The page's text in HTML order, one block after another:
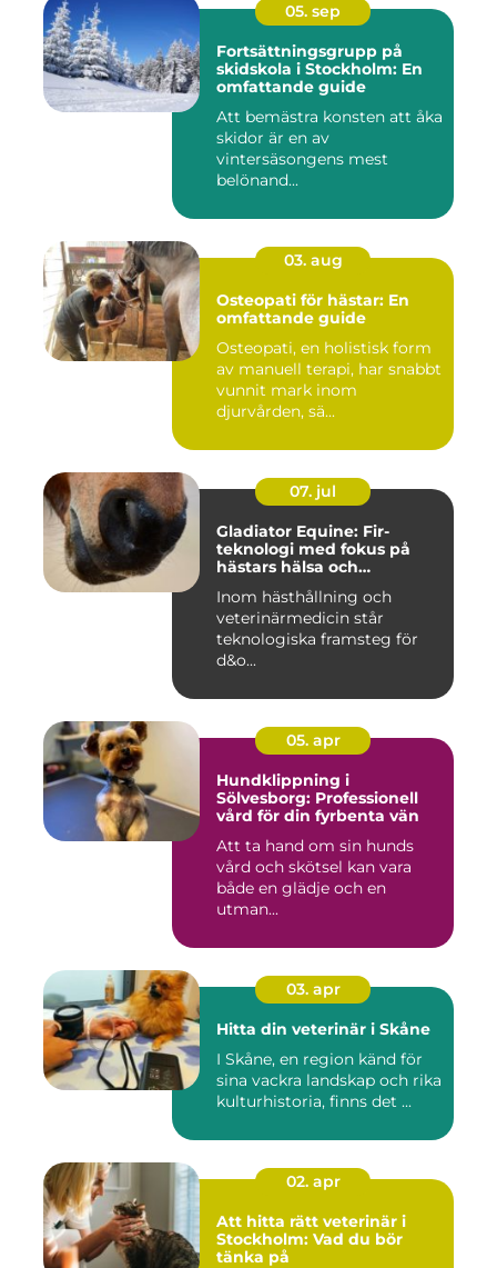
05. sep
Fortsättningsgrupp på
skidskola i Stockholm: En
omfattande guide
Att bemästra konsten att åka
skidor är en av
vintersäsongens mest
belönand...
03. aug
Osteopati för hästar: En
omfattande guide
Osteopati, en holistisk form
av manuell terapi, har snabbt
vunnit mark inom
djurvården, sä...
07. jul
Gladiator Equine: Fir-
teknologi med fokus på
hästars hälsa och
Inom hästhållning och
veterinärmedicin står
teknologiska framsteg för
d&o...
05. apr
Hundklippning i
Sölvesborg: Professionell
vård för din fyrbenta vän
Att ta hand om sin hunds
vård och skötsel kan vara
både en glädje och en
utman...
03. apr
Hitta din veterinär i Skåne
I Skåne, en region känd för
sina vackra landskap och rika
kulturhistoria, finns det ...
02. apr
Att hitta rätt veterinär i
Stockholm: Vad du bör
tänka på